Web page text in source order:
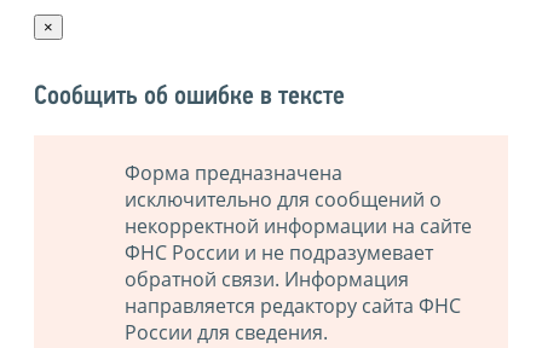
×
Сообщить об ошибке в тексте
Форма предназначена
исключительно для сообщений о
некорректной информации на сайте
ФНС России и не подразумевает
обратной связи. Информация
направляется редактору сайта ФНС
России для сведения.